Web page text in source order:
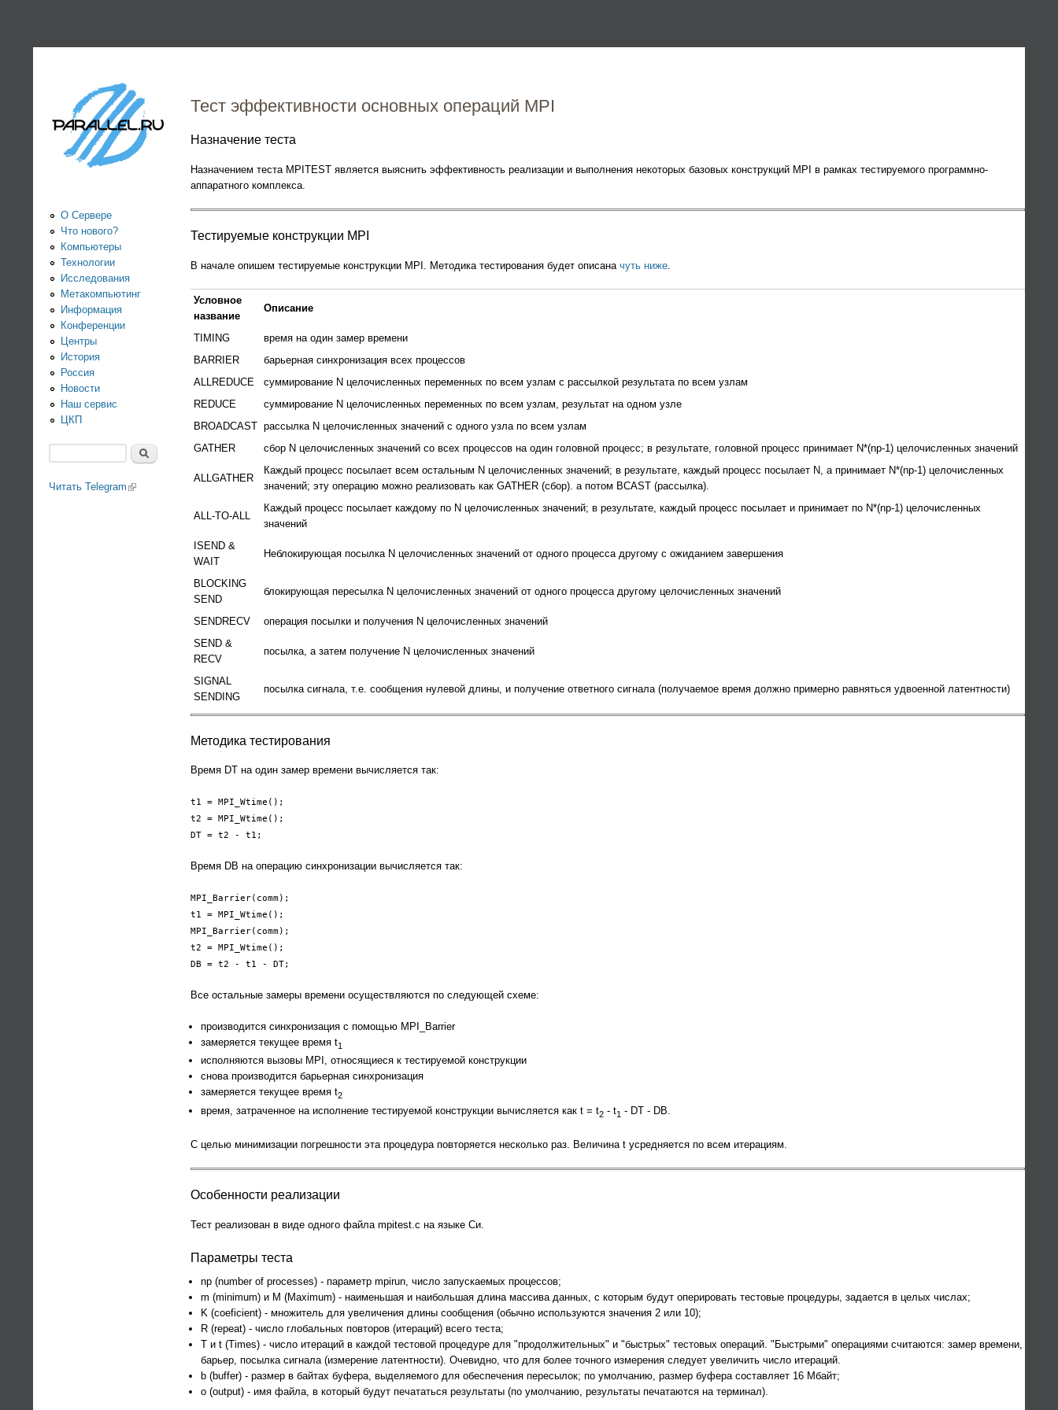
Информационно-
аналитический
центр по
параллельным
вычислениям
Тест эффективности основных операций MPI
Назначение теста
Назначением теста MPITEST является выяснить эффективность реализации и выполнения некоторых базовых конструкций MPI в рамках тестируемого программно-
аппаратного комплекса.
Тестируемые конструкции MPI
В начале опишем тестируемые конструкции MPI. Методика тестирования будет описана чуть ниже
Условное
название
Описание
TIMING
время на один замер времени
BARRIER
барьерная синхронизация всех процессов
ALLREDUCE
суммирование N целочисленных переменных по всем узлам с рассылкой результата по всем узлам
REDUCE
суммирование N целочисленных переменных по всем узлам, результат на одном узле
BROADCAST рассылка N целочисленных значений с одного узла по всем узлам
GATHER
сбор N целочисленных значений со всех процессов на один головной процесс; в результате, головной процесс принимает N*(np-1) целочисленных значений
ALLGATHER
Каждый процесс посылает всем остальным N целочисленных значений; в результате, каждый процесс посылает N, а принимает N*(np-1) целочисленных
значений; эту операцию можно реализовать как GATHER (сбор). а потом BCAST (рассылка).
ALL-TO-ALL
Каждый процесс посылает каждому по N целочисленных значений; в результате, каждый процесс посылает и принимает по N*(np-1) целочисленных
значений
ISEND &
WAIT
Неблокирующая посылка N целочисленных значений от одного процесса другому с ожиданием завершения
BLOCKING
SEND
блокирующая пересылка N целочисленных значений от одного процесса другому целочисленных значений
SENDRECV
операция посылки и получения N целочисленных значений
SEND &
RECV
посылка, а затем получение N целочисленных значений
SIGNAL
SENDING
посылка сигнала, т.е. сообщения нулевой длины, и получение ответного сигнала (получаемое время должно примерно равняться удвоенной латентности)
Методика тестирования
Время DT на один замер времени вычисляется так:
t1 = MPI_Wtime();
t2 = MPI_Wtime();
DT = t2 - t1;
Время DB на операцию синхронизации вычисляется так:
MPI_Barrier(comm);
t1 = MPI_Wtime();
MPI_Barrier(comm);
t2 = MPI_Wtime();
DB = t2 - t1 - DT;
Все остальные замеры времени осуществляются по следующей схеме:
производится синхронизация с помощью MPI_Barrier
замеряется текущее время t1
исполняются вызовы MPI, относящиеся к тестируемой конструкции
снова производится барьерная синхронизация
замеряется текущее время t2
время, затраченное на исполнение тестируемой конструкции вычисляется как t = t2 - t1 - DT - DB.
С целью минимизации погрешности эта процедура повторяется несколько раз. Величина t усредняется по всем итерациям.
Особенности реализации
Тест реализован в виде одного файла mpitest.c на языке Си.
Параметры теста
np (number of processes) - параметр mpirun, число запускаемых процессов;
m (minimum) и M (Maximum) - наименьшая и наибольшая длина массива данных, с которым будут оперировать тестовые процедуры, задается в целых числах;
K (coeficient) - множитель для увеличения длины сообщения (обычно используются значения 2 или 10);
R (repeat) - число глобальных повторов (итераций) всего теста;
T и t (Times) - число итераций в каждой тестовой процедуре для "продолжительных" и "быстрых" тестовых операций. "Быстрыми" операциями считаются: замер времени,
барьер, посылка сигнала (измерение латентности). Очевидно, что для более точного измерения следует увеличить число итераций.
b (buffer) - размер в байтах буфера, выделяемого для обеспечения пересылок; по умолчанию, размер буфера составляет 16 Мбайт;
o (output) - имя файла, в который будут печататься результаты (по умолчанию, результаты печатаются на терминал).
О Сервере
Что нового?
Компьютеры
Технологии
Исследования
Метакомпьютинг
Информация
Конференции
Центры
История
Россия
Новости
Наш сервис
ЦКП
Читать Telegram (link is external)